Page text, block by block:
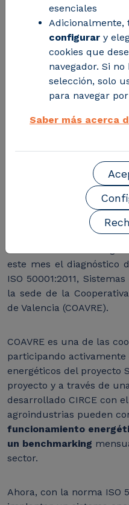
COAVRE es
realizar estos
energética
empresas.
Un equipo de técnicos
por CIRCE -como socio
en la eficiencia
este mes el diagnóstico
ISO 50001:2011,
la sede de la
de Valencia (COAVRE).
COAVRE es una de las
participando
energéticos del proyecto
proyecto y a través de
desarrollado CIRCE con
agroindustrias pueden
funcionamiento
un benchmarking
sector.
Ahora, con la norma ISO
esenciales
Adicionalmente,
configurar y
cookies que
navegador. Si
selección, solo
para navegar
Saber más acerca